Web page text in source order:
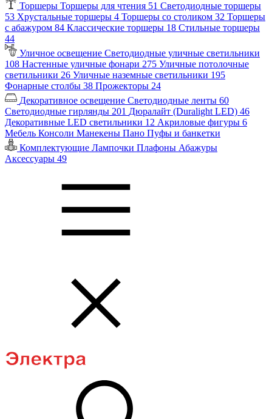
Торшеры Торшеры для чтения 51 Светодиодные торшеры
53 Хрустальные торшеры 4 Торшеры со столиком 32 Торшеры
с абажуром 84 Классические торшеры 18 Стильные торшеры
44
Уличное освещение Светодиодные уличные светильники
108 Настенные уличные фонари 275 Уличные потолочные
светильники 26 Уличные наземные светильники 195
Фонарные столбы 38 Прожекторы 24
Декоративное освещение Светодиодные ленты 60
Светодиодные гирлянды 201 Дюралайт (Duralight LED) 46
Декоративные LED светильники 12 Акриловые фигуры 6
Мебель Консоли Манекены Пано Пуфы и банкетки
Комплектующие Лампочки Плафоны Абажуры
Аксессуары 49